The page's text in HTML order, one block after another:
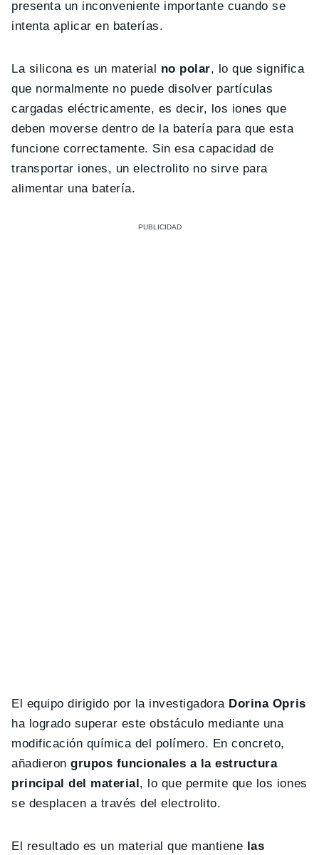
presenta un inconveniente importante cuando se
intenta aplicar en baterías.
La silicona es un material no polar, lo que significa
que normalmente no puede disolver partículas
cargadas eléctricamente, es decir, los iones que
deben moverse dentro de la batería para que esta
funcione correctamente. Sin esa capacidad de
transportar iones, un electrolito no sirve para
alimentar una batería.
El equipo dirigido por la investigadora Dorina Opris
ha logrado superar este obstáculo mediante una
modificación química del polímero. En concreto,
añadierongrupos funcionales a la estructura
principal del material, lo que permite que los iones
se desplacen a través del electrolito.
El resultado es un material que mantiene las